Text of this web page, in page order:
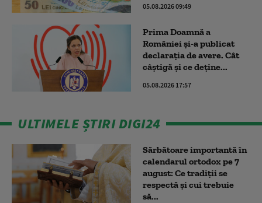
05.08.2026 09:49
Prima Doamnă a
României și-a publicat
declarația de avere. Cât
câștigă și ce deține...
05.08.2026 17:57
ULTIMELE ȘTIRI DIGI24
Sărbătoare importantă în
calendarul ortodox pe 7
august: Ce tradiții se
respectă și cui trebuie
să...